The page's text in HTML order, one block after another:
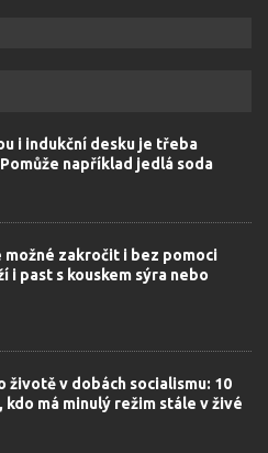
i indukční desku je třeba
například jedlá soda
možné zakročit i bez pomoci
i past s kouskem sýra nebo
životě v dobách socialismu: 10
má minulý režim stále v živé